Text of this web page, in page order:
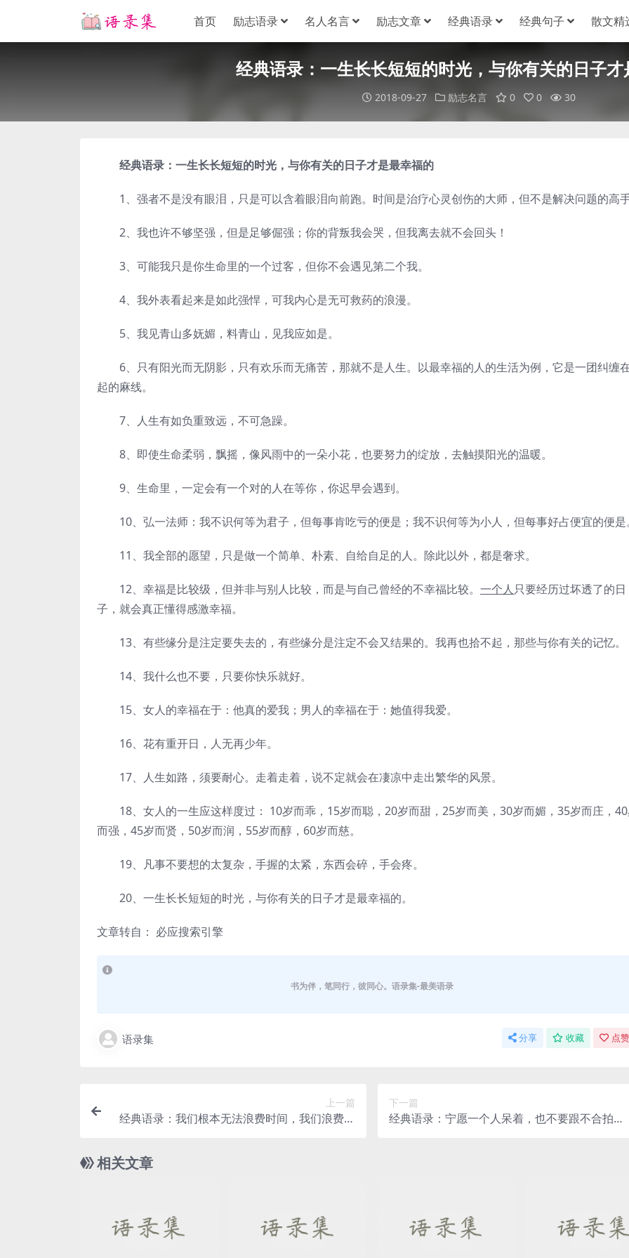
首页 励志语录 名人名言 励志文章 经典语录 经典句子 散文精
经典语录：一生长长短短的时光，与你有关的日子
2018-09-27 励志名言 0 0 30
经典语录：一生长长短短的时光，与你有关的日子才是最幸福的
1、强者不是没有眼泪，只是可以含着眼泪向前跑。时间是治疗心灵创伤的大师，但不是解决问题的高
2、我也许不够坚强，但是足够倔强；你的背叛我会哭，但我离去就不会回头！
3、可能我只是你生命里的一个过客，但你不会遇见第二个我。
4、我外表看起来是如此强悍，可我内心是无可救药的浪漫。
5、我见青山多妩媚，料青山，见我应如是。
6、只有阳光而无阴影，只有欢乐而无痛苦，那就不是人生。以最幸福的人的生活为例，它是一团纠缠
起的麻线。
7、人生有如负重致远，不可急躁。
8、即使生命柔弱，飘摇，像风雨中的一朵小花，也要努力的绽放，去触摸阳光的温暖。
9、生命里，一定会有一个对的人在等你，你迟早会遇到。
10、弘一法师：我不识何等为君子，但每事肯吃亏的便是；我不识何等为小人，但每事好占便宜的便是
11、我全部的愿望，只是做一个简单、朴素、自给自足的人。除此以外，都是奢求。
12、幸福是比较级，但并非与别人比较，而是与自己曾经的不幸福比较。 一个人 只要经历过坏透了的日
子，就会真正懂得感激幸福。
13、有些缘分是注定要失去的，有些缘分是注定不会又结果的。我再也拾不起，那些与你有关的记忆。
14、我什么也不要，只要你快乐就好。
15、女人的幸福在于：他真的爱我；男人的幸福在于：她值得我爱。
16、花有重开日，人无再少年。
17、人生如路，须要耐心。走着走着，说不定就会在凄凉中走出繁华的风景。
18、女人的一生应这样度过： 10岁而乖，15岁而聪，20岁而甜，25岁而美，30岁而媚，35岁而庄，
而强，45岁而贤，50岁而润，55岁而醇，60岁而慈。
19、凡事不要想的太复杂，手握的太紧，东西会碎，手会疼。
20、一生长长短短的时光，与你有关的日子才是最幸福的。
文章转自： 必应搜索引擎
书为伴，笔同行，彼同心。语录集-最美语录
语录集 分享 收藏 点
上一篇
经典语录：我们根本无法浪费时间，我们浪费的
下一篇
经典语录：宁愿一个人呆着，也不要跟不合拍的
相关文章